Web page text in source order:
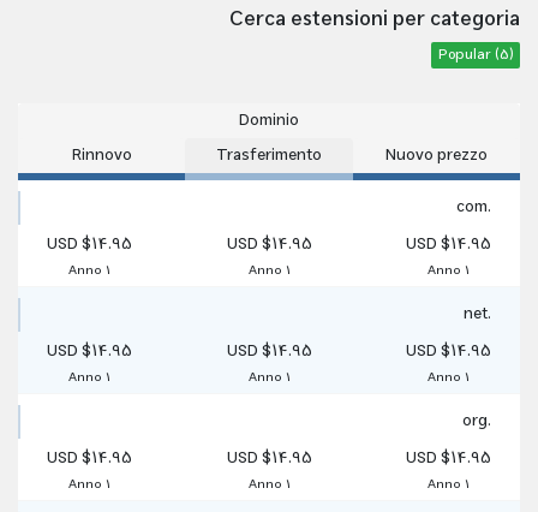
Cerca estensioni per categoria
Popular (5)
Dominio
Nuovo prezzo
Trasferimento
Rinnovo
.com
$14.95 USD
1 Anno
$14.95 USD
1 Anno
$14.95 USD
1 Anno
.net
$14.95 USD
1 Anno
$14.95 USD
1 Anno
$14.95 USD
1 Anno
.org
$14.95 USD
1 Anno
$14.95 USD
1 Anno
$14.95 USD
1 Anno